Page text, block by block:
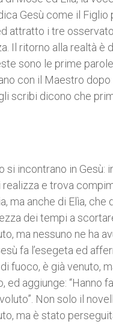
Gesù come il Figlio
attratto i tre
Il ritorno alla realtà è
sono le prime
con il Maestro dopo
scribi dicono che
si incontrano in Gesù:
e trova
ma anche di Elìa, che
dei tempi a
ma nessuno ne ha
fa l’esegeta ed
fuoco, è già venuto,
ed aggiunge: “Hanno
Non solo il
ma è stato